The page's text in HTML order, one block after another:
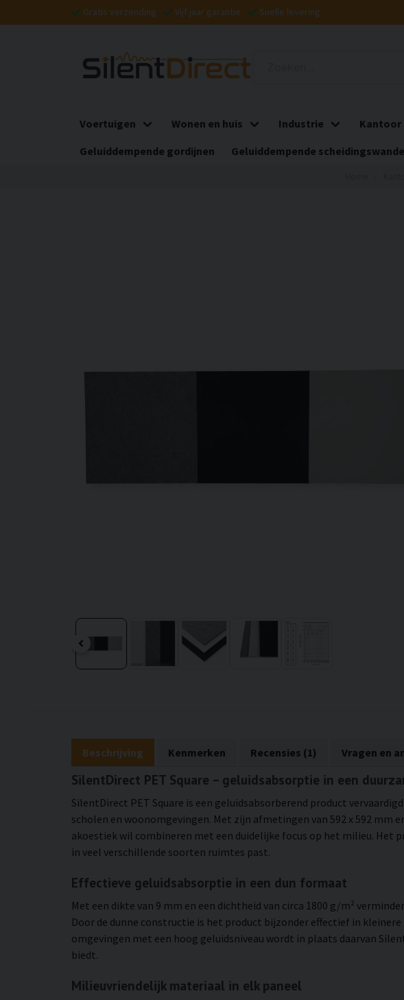
Gratis verzending Vijf jaar garantie Snelle levering
Voertuigen Wonen en huis Industrie Kantoor
Geluiddempende gordijnen
Geluiddempende
Beschrijving Kenmerken Recensies (1) Vragen en
SilentDirect PET Square – geluidsabsorptie in een
SilentDirect PET Square is een geluidsabsorberend product
scholen en woonomgevingen. Met zijn afmetingen van 592 x 592
akoestiek wil combineren met een duidelijke focus op het milieu.
in veel verschillende soorten ruimtes past.
Effectieve geluidsabsorptie in een dun formaat
Met een dikte van 9 mm en een dichtheid van circa 1800 g/m²
Door de dunne constructie is het product bijzonder effectief in
omgevingen met een hoog geluidsniveau wordt in plaats daarvan
biedt.
Milieuvriendelijk materiaal in elk paneel